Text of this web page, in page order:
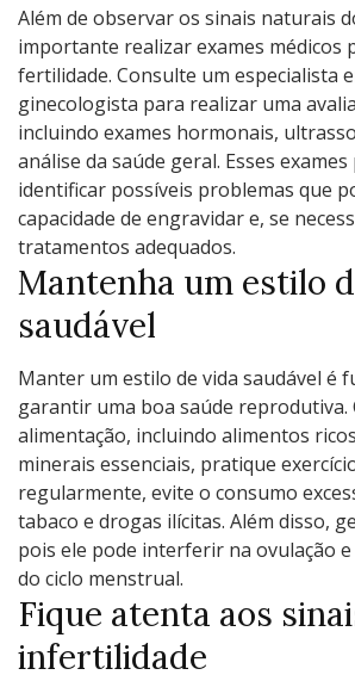
Além de observar os sinais naturais
importante realizar exames médicos
fertilidade. Consulte um especialista
ginecologista para realizar uma
incluindo exames hormonais,
análise da saúde geral. Esses
identificar possíveis problemas que
capacidade de engravidar e, se
tratamentos adequados.
Mantenha um estilo
saudável
Manter um estilo de vida saudável é
garantir uma boa saúde reprodutiva.
alimentação, incluindo alimentos
minerais essenciais, pratique
regularmente, evite o consumo
tabaco e drogas ilícitas. Além disso,
pois ele pode interferir na ovulação
do ciclo menstrual.
Fique atenta aos
infertilidade